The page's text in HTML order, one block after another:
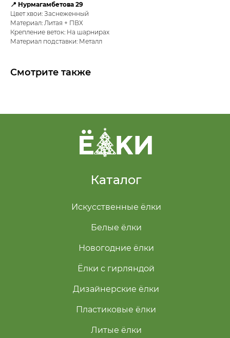
📍 Нурмагамбетова 29
Цвет хвои: Заснеженный
Материал: Литая + ПВХ
Крепление веток: На шарнирах
Материал подставки: Металл
Смотрите также
Каталог
Искусственные ёлки
Белые ёлки
Новогодние ёлки
Ёлки с гирляндой
Дизайнерские ёлки
Пластиковые ёлки
Литые ёлки